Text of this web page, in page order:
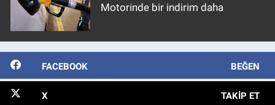
Motorinde bir indirim daha
FACEBOOK BEĞEN
X TAKIP ET